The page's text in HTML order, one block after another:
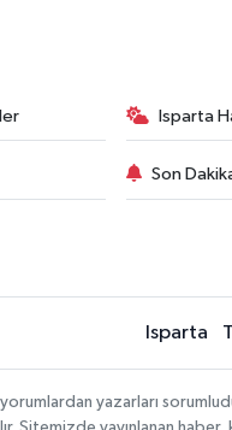
Isparta
Son
Isparta
yazarları